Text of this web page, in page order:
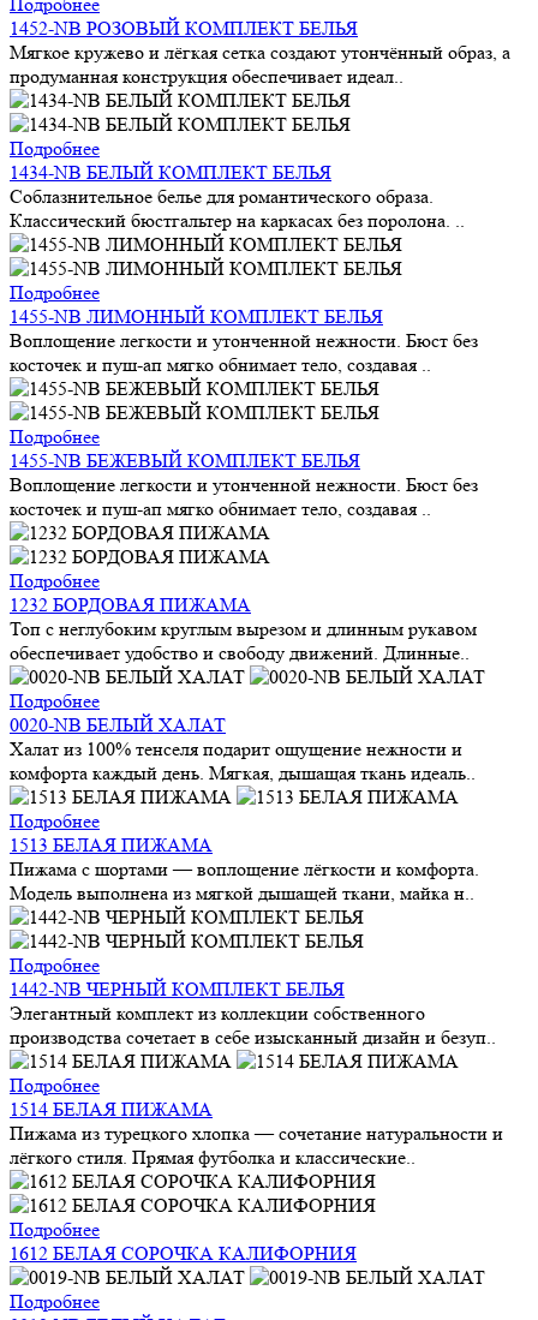
Подробнее
1452-NB РОЗОВЫЙ КОМПЛЕКТ БЕЛЬЯ
Мягкое кружево и лёгкая сетка создают утончённый образ, а
продуманная конструкция обеспечивает идеал..
Подробнее
1434-NB БЕЛЫЙ КОМПЛЕКТ БЕЛЬЯ
Соблазнительное белье для романтического образа.
Классический бюстгальтер на каркасах без поролона. ..
Подробнее
1455-NB ЛИМОННЫЙ КОМПЛЕКТ БЕЛЬЯ
Воплощение легкости и утонченной нежности. Бюст без
косточек и пуш-ап мягко обнимает тело, создавая ..
Подробнее
1455-NB БЕЖЕВЫЙ КОМПЛЕКТ БЕЛЬЯ
Воплощение легкости и утонченной нежности. Бюст без
косточек и пуш-ап мягко обнимает тело, создавая ..
Подробнее
1232 БОРДОВАЯ ПИЖАМА
Топ с неглубоким круглым вырезом и длинным рукавом
обеспечивает удобство и свободу движений. Длинные..
Подробнее
0020-NB БЕЛЫЙ ХАЛАТ
Халат из 100% тенселя подарит ощущение нежности и
комфорта каждый день. Мягкая, дышащая ткань идеаль..
Подробнее
1513 БЕЛАЯ ПИЖАМА
Пижама с шортами — воплощение лёгкости и комфорта.
Модель выполнена из мягкой дышащей ткани, майка н..
Подробнее
1442-NB ЧЕРНЫЙ КОМПЛЕКТ БЕЛЬЯ
Элегантный комплект из коллекции собственного
производства сочетает в себе изысканный дизайн и безуп..
Подробнее
1514 БЕЛАЯ ПИЖАМА
Пижама из турецкого хлопка — сочетание натуральности и
лёгкого стиля. Прямая футболка и классические..
Подробнее
1612 БЕЛАЯ СОРОЧКА КАЛИФОРНИЯ
Подробнее